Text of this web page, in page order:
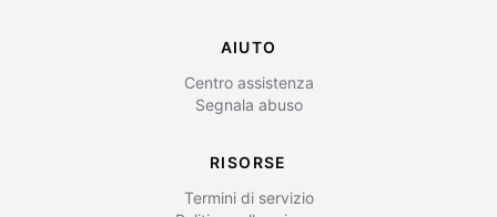
AIUTO
Centro assistenza
Segnala abuso
RISORSE
Termini di servizio